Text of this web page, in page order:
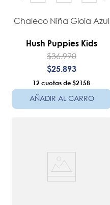
Chaleco Niña Gioia Azul
Hush Puppies Kids
$36.990
$25.893
12 $2158
AÑADIR AL CARRO